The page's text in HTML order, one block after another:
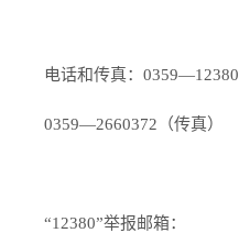
电话和传真：0359—12380
0359—2660372（传真）
“12380”举报邮箱：